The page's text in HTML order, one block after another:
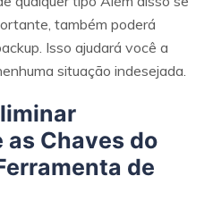
também poderá
Isso ajudará você a
situação indesejada.
Chaves do
de